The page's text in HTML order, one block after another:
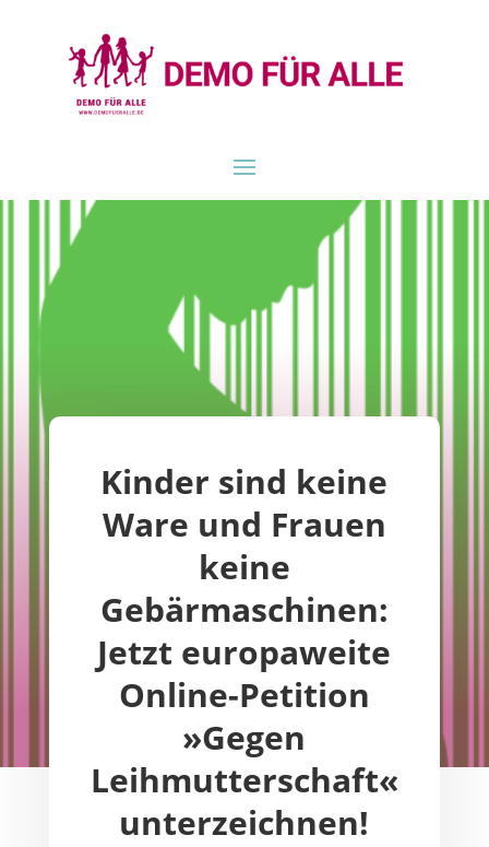
Kinder sind keine
Ware und Frauen
keine
Gebärmaschinen:
Jetzt europaweite
Online-Petition
»Gegen
Leihmutterschaft«
unterzeichnen!